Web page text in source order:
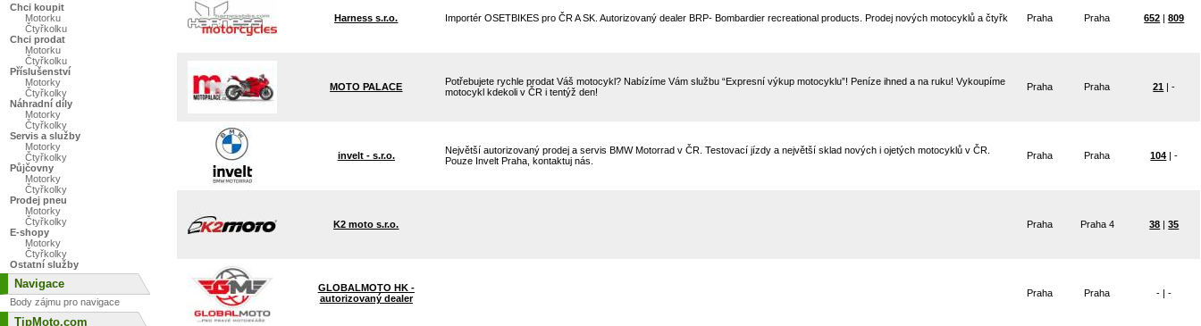
Harness s.r.o. Importér OSETBIKES pro ČR A SK. Autorizovaný dealer BRP- Bombardier recreational products. Prodej nových motocyklů a čtyřk Praha Praha 652 |809
MOTO PALACE
Potřebujete rychle prodat Váš motocykl? Nabízíme Vám službu “Expresní výkup motocyklu”! Peníze ihned a na ruku! Vykoupíme
motocykl kdekoli v ČR i tentýž den!
Praha Praha 21 | -
invelt - s.r.o.
Největší autorizovaný prodej a servis BMW Motorrad v ČR. Testovací jízdy a největší sklad nových i ojetých motocyklů v ČR.
Pouze Invelt Praha, kontaktuj nás.
Praha Praha 104 | -
K2 moto s.r.o. Praha Praha 4 38 |35
GLOBALMOTO HK -
autorizovaný dealer
Praha Praha - | -
Chci koupit
Motorku
Čtyřkolku
Chci prodat
Motorku
Čtyřkolku
Příslušenství
Motorky
Čtyřkolky
Náhradní díly
Motorky
Čtyřkolky
Servis a služby
Motorky
Čtyřkolky
Půjčovny
Motorky
Čtyřkolky
Prodej pneu
Motorky
Čtyřkolky
E-shopy
Motorky
Čtyřkolky
Ostatní služby
Navigace
Body zájmu pro navigace
TipMoto.com